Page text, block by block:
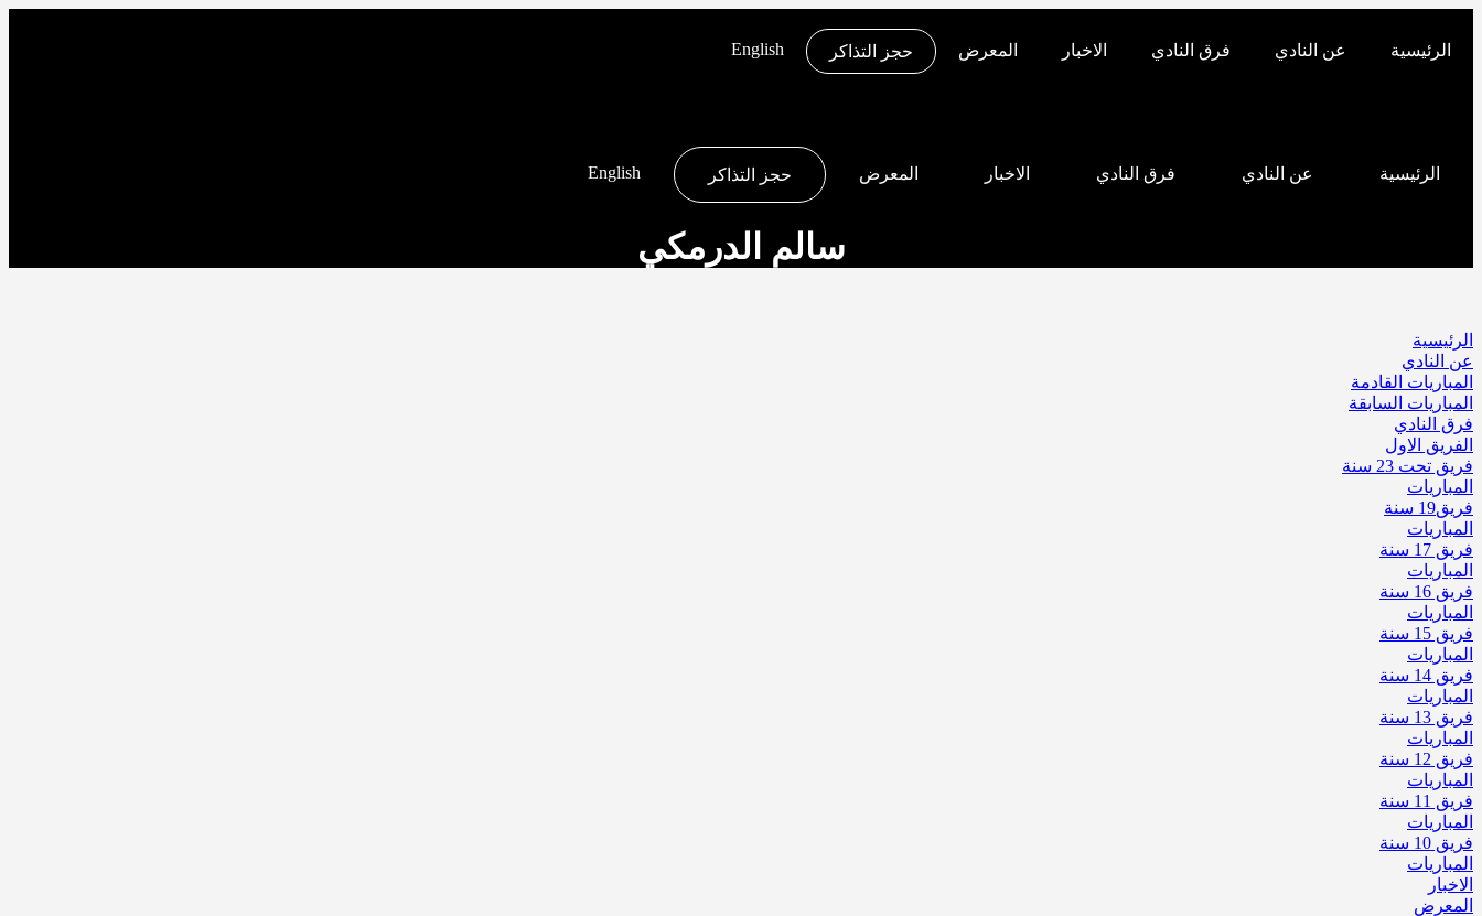
الرئيسية عن النادي فرق النادي الاخبار المعرض حجز التذاكر English
الرئيسية عن النادي فرق النادي الاخبار المعرض حجز التذاكر English
سالم الدرمكي
الرئيسية
عن النادي
المباريات القادمة
المباريات السابقة
فرق النادي
الفريق الاول
فريق تحت 23 سنة
المباريات
فريق19 سنة
المباريات
فريق 17 سنة
المباريات
فريق 16 سنة
المباريات
فريق 15 سنة
المباريات
فريق 14 سنة
المباريات
فريق 13 سنة
المباريات
فريق 12 سنة
المباريات
فريق 11 سنة
المباريات
فريق 10 سنة
المباريات
الاخبار
المعرض